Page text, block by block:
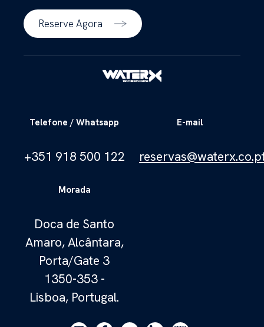
Reserve Agora
Telefone / Whatsapp
+351 918 500 122
E-mail
Morada
Doca de Santo
Amaro, Alcântara,
Porta/Gate 3
1350-353 -
Lisboa, Portugal.